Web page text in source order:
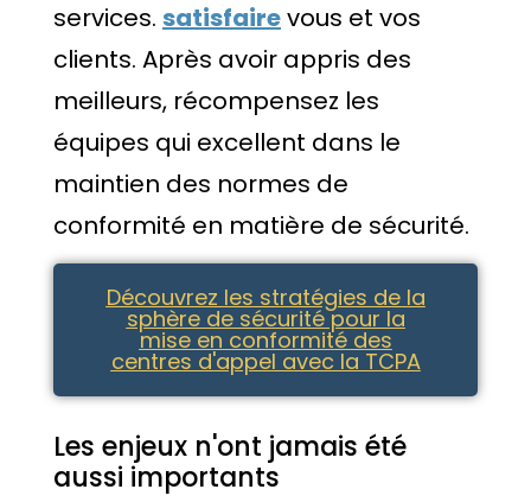
services. satisfairevous et vos
clients. Après avoir appris des
meilleurs, récompensez les
équipes qui excellent dans le
maintien des normes de
conformité en matière de sécurité.
Découvrez les stratégies de la
sphère de sécurité pour la
mise en conformité des
centres d'appel avec la TCPA
Les enjeux n'ont jamais été
aussi importants